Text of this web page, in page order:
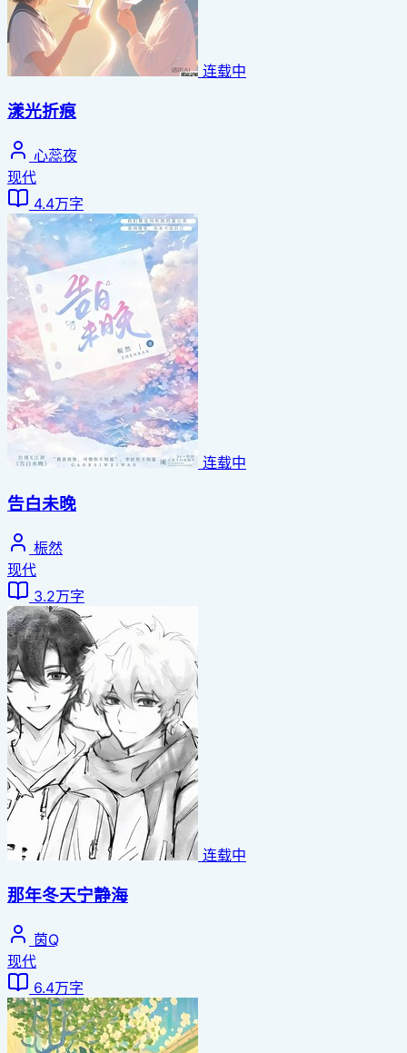
连载中
漾光折痕
心蕊夜
现代
4.4万字
连载中
告白未晚
桭然
现代
3.2万字
连载中
那年冬天宁静海
茵Q
现代
6.4万字